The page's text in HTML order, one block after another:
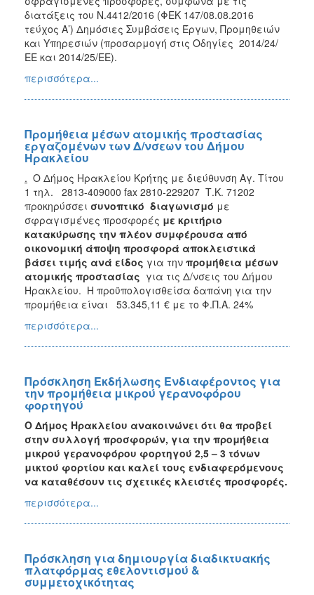
διατάξεις του Ν.4412/2016 (ΦΕΚ 147/08.08.2016
τεύχος Α’) Δημόσιες Συμβάσεις Έργων, Προμηθειών
και Υπηρεσιών (προσαρμογή στις Οδηγίες 2014/24/
ΕΕ και 2014/25/ΕΕ).
περισσότερα...
Προμήθεια μέσων ατομικής προστασίας
εργαζομένων των Δ/νσεων του Δήμου
Ηρακλείου
. Ο Δήμος Ηρακλείου Κρήτης με διεύθυνση Αγ. Τίτου
1 τηλ. 2813-409000 fax 2810-229207 Τ.Κ. 71202
προκηρύσσει συνοπτικό διαγωνισμό με
σφραγισμένες προσφορές με κριτήριο
κατακύρωσης την πλέον συμφέρουσα από
οικονομική άποψη προσφορά αποκλειστικά
βάσει τιμής ανά είδος για την προμήθεια μέσων
ατομικής προστασίας για τις Δ/νσεις του Δήμου
Ηρακλείου. Η προϋπολογισθείσα δαπάνη για την
προμήθεια είναι 53.345,11 € με το Φ.Π.Α. 24%
περισσότερα...
Πρόσκληση Εκδήλωσης Ενδιαφέροντος για
την προμήθεια μικρού γερανοφόρου
φορτηγού
Ο Δήμος Ηρακλείου ανακοινώνει ότι θα προβεί
στην συλλογή προσφορών, για την προμήθεια
μικρού γερανοφόρου φορτηγού 2,5 – 3 τόνων
μικτού φορτίου και καλεί τους ενδιαφερόμενους
να καταθέσουν τις σχετικές κλειστές προσφορές.
περισσότερα...
Πρόσκληση για δημιουργία διαδικτυακής
πλατφόρμας εθελοντισμού &
συμμετοχικότητας